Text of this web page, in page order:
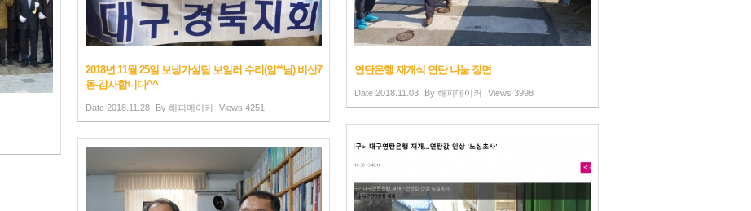
2018년 11월 25일 보냉가설팀 보일러 수리(임**님) 비산7
동-감사합니다^^
Date 2018.11.28 By 해피메이커 Views 4251
연탄은행 재개식 연탄 나눔 장면
Date 2018.11.03 By 해피메이커 Views 3998